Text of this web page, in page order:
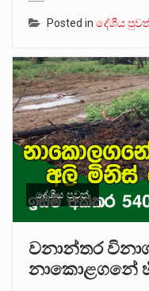
Posted in දේශීය
දේශීය පුවත්
වනාන්තර
නාකොළගනේ